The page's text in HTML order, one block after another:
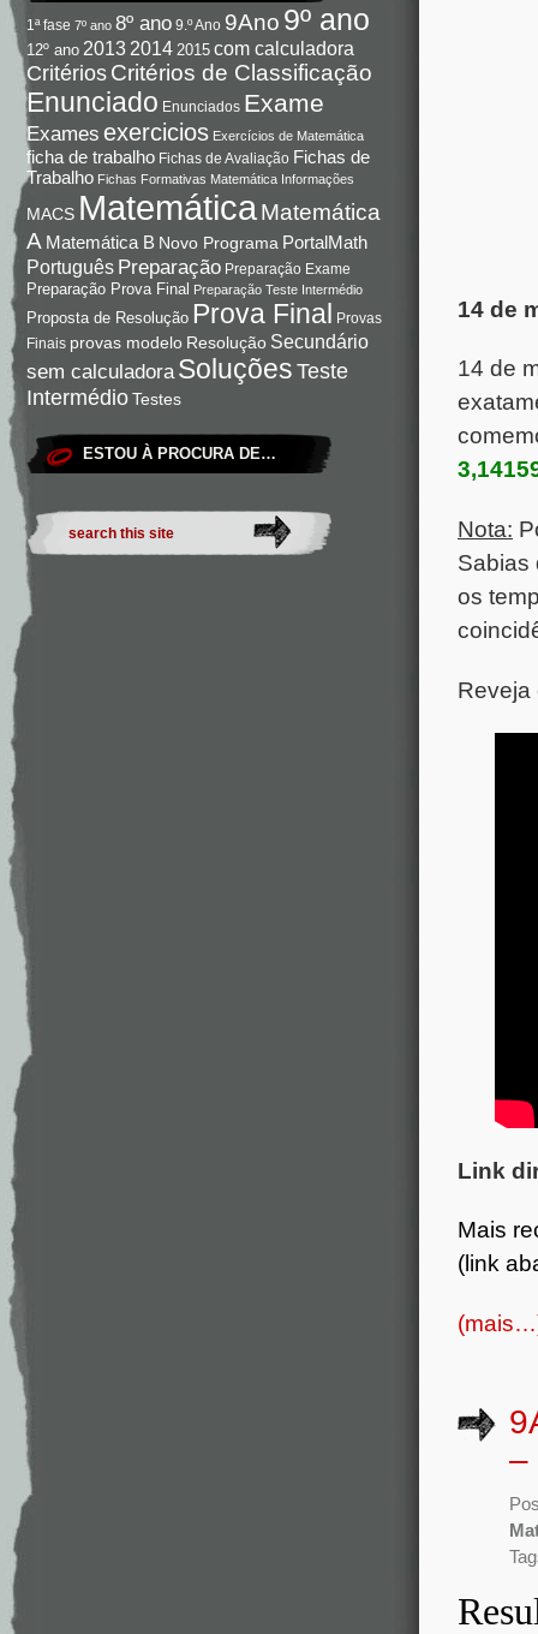
1ª fase 7º ano 8º ano 9.º Ano 9Ano 9º ano
12º ano 2013 2014 2015 com calculadora
Critérios Critérios de Classificação
Enunciado Enunciados Exame
Exames exercicios Exercícios de Matemática
ficha de trabalho Fichas de Avaliação Fichas de
Trabalho Fichas Formativas Matemática Informações
MACS Matemática Matemática
A Matemática B Novo Programa PortalMath
Português Preparação Preparação Exame
Preparação Prova Final Preparação Teste Intermédio
Proposta de Resolução Prova Final Provas
Finais provas modelo Resolução Secundário
sem calculadora Soluções Teste
IntermédioTestes
ESTOU À PROCURA DE…
14 de
14 de
Nota:
Sabias
os
Reveja
Link
Mais
(link
–